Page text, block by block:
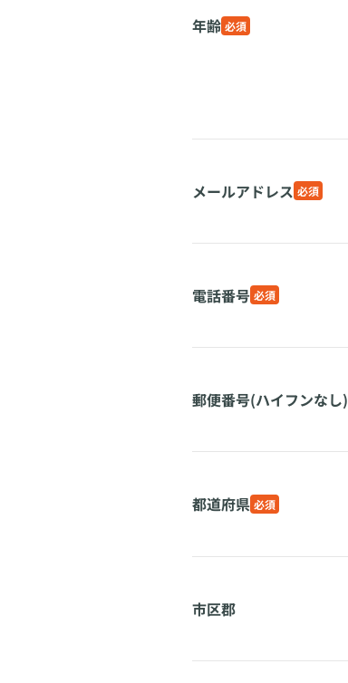
年齢 必須
メールアドレス 必須
電話番号 必須
郵便番号(ハイフンなし)
都道府県 必須
市区郡